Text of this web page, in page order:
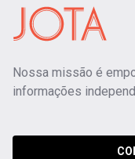
Nossa missão é
informações